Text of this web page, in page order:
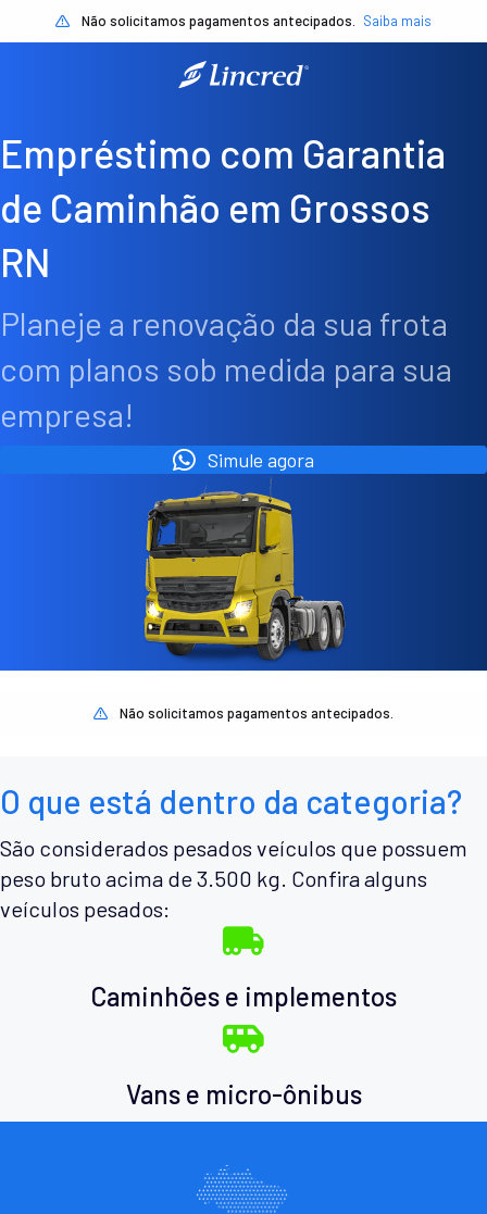
Não solicitamos pagamentos antecipados. Saiba mais
Empréstimo com Garantia
de Caminhão em Grossos
RN
Planeje a renovação da sua frota
com planos sob medida para sua
empresa!
Simule agora
Não solicitamos pagamentos antecipados.
O que está dentro da categoria?
São considerados pesados veículos que possuem
peso bruto acima de 3.500 kg. Confira alguns
veículos pesados:
Caminhões e implementos
Vans e micro-ônibus